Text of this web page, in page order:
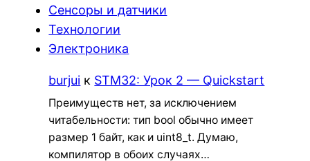
Сенсоры и датчики
Технологии
Электроника
burjui к STM32: Урок 2 — Quickstart
Преимуществ нет, за исключением
читабельности: тип bool обычно имеет
размер 1 байт, как и uint8_t. Думаю,
компилятор в обоих случаях…